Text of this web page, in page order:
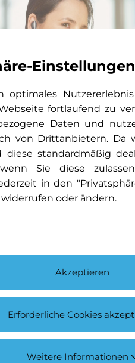
Einstellungen
optimales
fortlaufend zu
Daten und
von Drittanbietern. Da
diese standardmäßig
Sie diese
in den
widerrufen oder ändern.
Akzeptieren
Erforderliche Cookies
Weitere Informationen
Kontakt-Center
Anfragen | Center